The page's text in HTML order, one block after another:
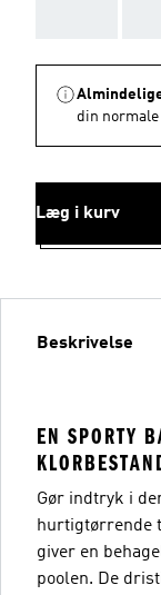
din
Læg i kurv
Beskrivelse
EN SPORTY
Gør indtryk i
hurtigtørrende
giver en
poolen. De